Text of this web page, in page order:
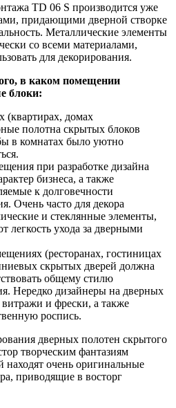
TD 06 S производится уже
придающими дверной створке
Металлические элементы
со всеми материалами,
для декорирования.
в каком помещении
блоки:
домах
полотна скрытых блоков
в комнатах было уютно
при разработке дизайна
бизнеса, а также
к долговечности
Очень часто для декора
и стеклянные элементы,
легкость ухода за дверными
(ресторанах, гостиницах
скрытых дверей должна
общему стилю
Нередко дизайнеры на дверных
и фрески, а также
роспись.
дверных полотен скрытого
творческим фантазиям
находят очень оригинальные
приводящие в восторг